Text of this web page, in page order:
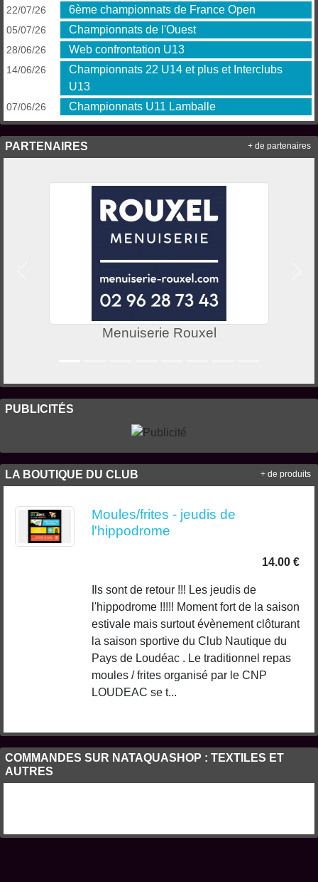
22/07/26 6ème championnats de France Open
05/07/26 Championnats de l'Ouest
28/06/26 Web confrontation U13
14/06/26
Championnats 22 U14 et plus et Interclubs
U13
07/06/26 Championnats U11 Lamballe
PARTENAIRES
Menuiserie Rouxel
+ de partenaires
PUBLICITÉS
LA BOUTIQUE DU CLUB
Moules/frites - jeudis de
l'hippodrome
14.00 €
Ils sont de retour !!! Les jeudis de
l'hippodrome !!!!! Moment fort de la saison
estivale mais surtout évènement clôturant
la saison sportive du Club Nautique du
Pays de Loudéac . Le traditionnel repas
moules / frites organisé par le CNP
LOUDEAC se t...
+ de produits
COMMANDES SUR NATAQUASHOP : TEXTILES ET
AUTRES